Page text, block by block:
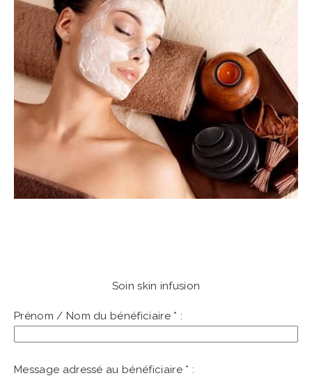
Soin skin infusion
Prénom / Nom du bénéficiaire * :
Message adressé au bénéficiaire * :